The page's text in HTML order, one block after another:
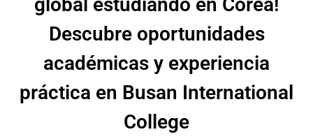
global estudiando en Corea!
Descubre oportunidades
académicas y experiencia
práctica en Busan International
College